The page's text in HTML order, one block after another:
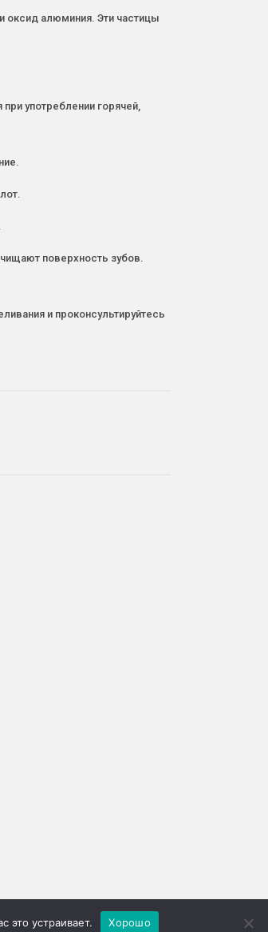
оксид алюминия. Эти частицы
употреблении горячей,
поверхность зубов.
и проконсультируйтесь
это устраивает. Хорошо